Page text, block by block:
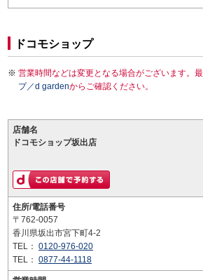
ドコモショップ
営業時間などは変更となる場合がございます。
プ／d gardenからご確認ください。
店舗名
ドコモショップ坂出店
住所/電話番号
〒762-0057
香川県坂出市宮下町4-2
TEL： 0120-976-020
TEL： 0877-44-1118